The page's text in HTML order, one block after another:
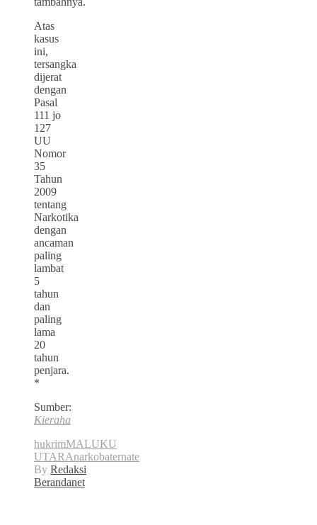
Atas
kasus
ini,
tersangka
dijerat
dengan
Pasal
111 jo
127
UU
Nomor
35
Tahun
2009
tentang
Narkotika
dengan
ancaman
paling
lambat
5
tahun
dan
paling
lama
20
tahun
penjara.
*
Sumber:
Kieraha
hukrimMALUKU
UTARAnarkobaternate
By Redaksi
Berandanet